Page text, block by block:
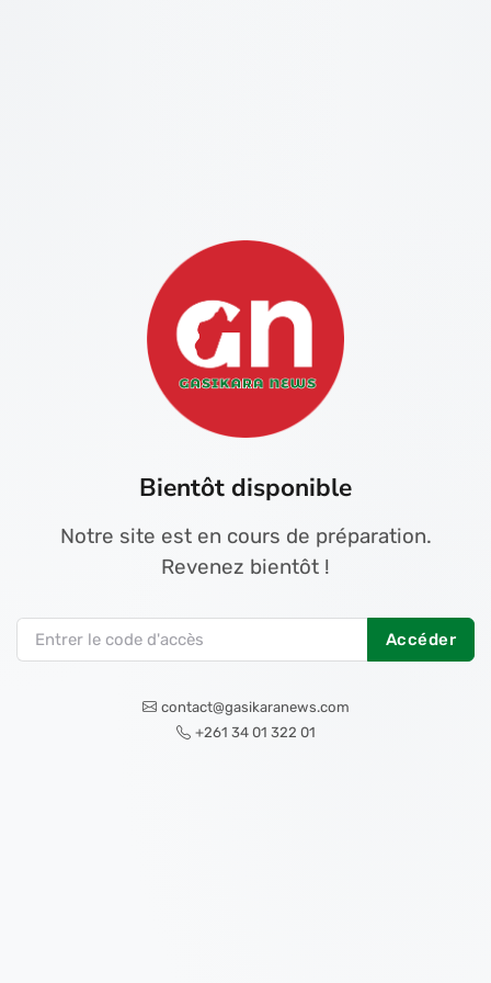
Bientôt disponible
Notre site est en cours de préparation.
Revenez bientôt !
Accéder
contact@gasikaranews.com
+261 34 01 322 01